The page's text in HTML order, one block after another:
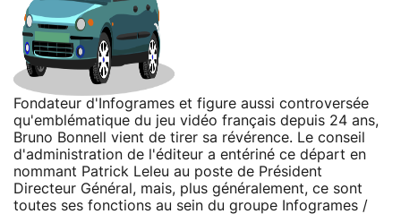
Fondateur d'Infogrames et figure aussi controversée
qu'emblématique du jeu vidéo français depuis 24 ans,
Bruno Bonnell vient de tirer sa révérence. Le conseil
d'administration de l'éditeur a entériné ce départ en
nommant Patrick Leleu au poste de Président
Directeur Général, mais, plus généralement, ce sont
toutes ses fonctions au sein du groupe Infogrames /